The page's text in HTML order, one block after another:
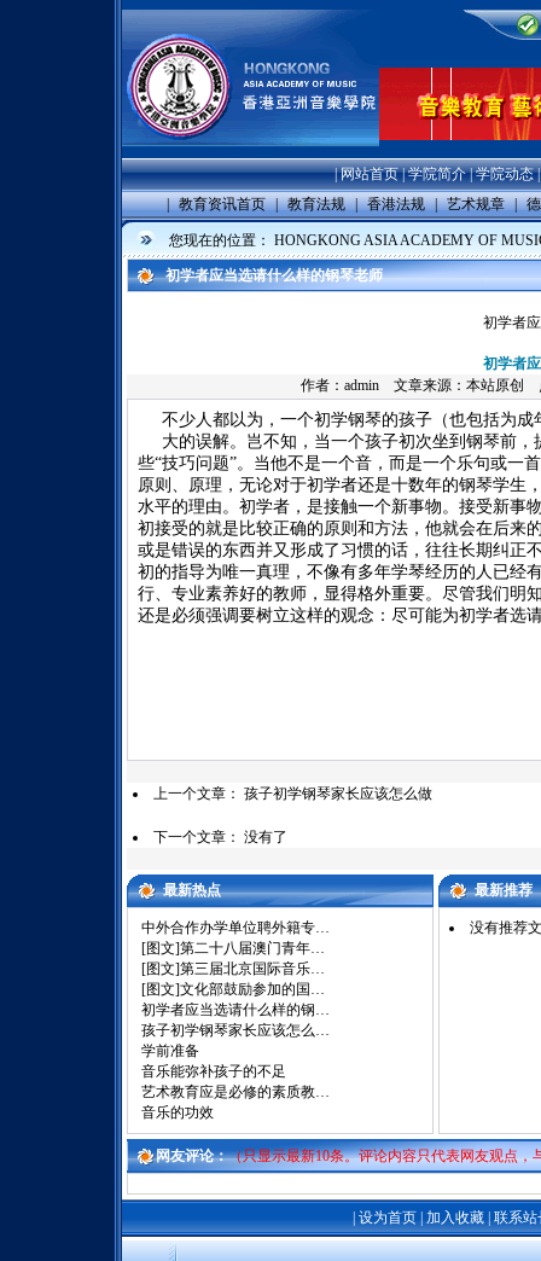
|网站首页|学院简介|学院动态
| 教育资讯首页 | 教育法规 | 香港法规 | 艺术规章 |
您现在的位置： HONGKONG ASIA ACADEMY OF
初学者应当选请什么样的钢琴老师
初学者
初学者
作者： admin文章来源：本站原创
不少人都以为，一个初学钢琴的孩子（也包括为
大的误解。岂不知，当一个孩子初次坐到钢琴前
些“技巧问题”。当他不是一个音，而是一个乐句或一
原则、原理，无论对于初学者还是十数年的钢琴学生
水平的理由。初学者，是接触一个新事物。接受新事
初接受的就是比较正确的原则和方法，他就会在后来
或是错误的东西并又形成了习惯的话，往往长期纠正
初的指导为唯一真理，不像有多年学琴经历的人已经
行、专业素养好的教师，显得格外重要。尽管我们明
还是必须强调要树立这样的观念：尽可能为初学者选
上一个文章： 孩子初学钢琴家长应该怎么做
下一个文章： 没有了
最新热点 最新推荐
中外合作办学单位聘外籍专…
[图文]第二十八届澳门青年…
[图文]第三届北京国际音乐…
[图文]文化部鼓励参加的国…
初学者应当选请什么样的钢…
孩子初学钢琴家长应该怎么…
学前准备
音乐能弥补孩子的不足
艺术教育应是必修的素质教…
音乐的功效
没有推荐
网友评论：（只显示最新10条。评论内容只代表网友观点，
设为首页| 加入收藏| 联系站